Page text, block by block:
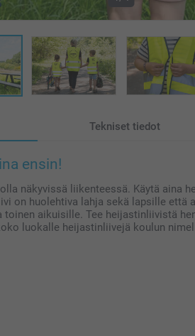
Tekniset tiedot
ensin!
näkyvissä liikenteessä. Käytä aina
on huolehtiva lahja sekä lapsille että
toinen aikuisille. Tee heijastinliivistä
luokalle heijastinliivejä koulun